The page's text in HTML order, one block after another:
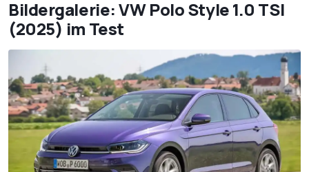
Bildergalerie: VW Polo Style 1.0 TSI
(2025) im Test